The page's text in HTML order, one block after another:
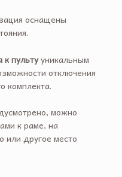
оснащены
пультууникальным
отключения
комплекта.
можно
к раме, на
другое место